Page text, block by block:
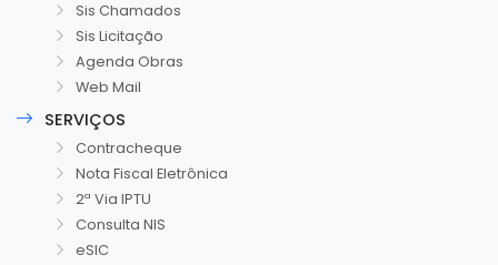
Sis Chamados
Sis Licitação
Agenda Obras
Web Mail
SERVIÇOS
Contracheque
Nota Fiscal Eletrônica
2ª Via IPTU
Consulta NIS
eSIC